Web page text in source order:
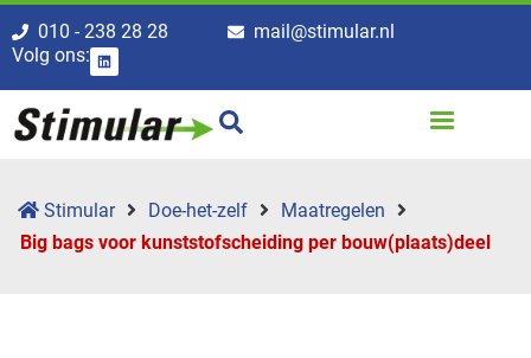
010 - 238 28 28
mail@stimular.nl
Volg ons:
Stimular Doe-het-zelf
Maatregelen
Big bags voor kunststofscheiding per bouw(plaats)deel